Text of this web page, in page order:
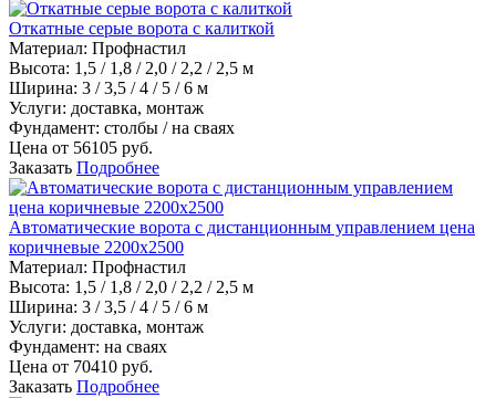
Откатные серые ворота с калиткой
Материал: Профнастил
Высота: 1,5 / 1,8 / 2,0 / 2,2 / 2,5 м
Ширина: 3 / 3,5 / 4 / 5 / 6 м
Услуги: доставка, монтаж
Фундамент: столбы / на сваях
Цена от 56105 руб.
Заказать Подробнее
Автоматические ворота с дистанционным управлением цена
коричневые 2200х2500
Материал: Профнастил
Высота: 1,5 / 1,8 / 2,0 / 2,2 / 2,5 м
Ширина: 3 / 3,5 / 4 / 5 / 6 м
Услуги: доставка, монтаж
Фундамент: на сваях
Цена от 70410 руб.
Заказать Подробнее